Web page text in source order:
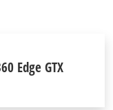
Edge GTX